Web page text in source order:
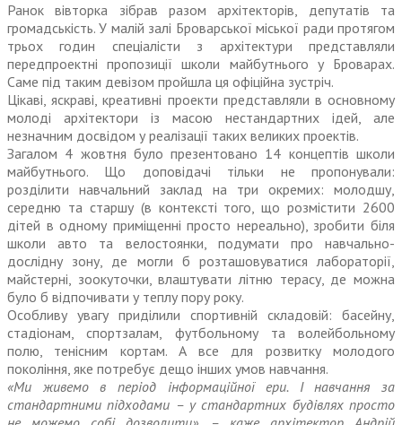
Ранок вівторка зібрав разом архітекторів, депутатів та
громадськість. У малій залі Броварської міської ради протягом
трьох годин спеціалісти з архітектури представляли
передпроектні пропозиції школи майбутнього у Броварах.
Саме під таким девізом пройшла ця офіційна зустріч.
Цікаві, яскраві, креативні проекти представляли в основному
молоді архітектори із масою нестандартних ідей, але
незначним досвідом у реалізації таких великих проектів.
Загалом 4 жовтня було презентовано 14 концептів школи
майбутнього. Що доповідачі тільки не пропонували:
розділити навчальний заклад на три окремих: молодшу,
середню та старшу (в контексті того, що розмістити 2600
дітей в одному приміщенні просто нереально), зробити біля
школи авто та велостоянки, подумати про навчально-
дослідну зону, де могли б розташовуватися лабораторії,
майстерні, зоокуточки, влаштувати літню терасу, де можна
було б відпочивати у теп­лу пору року.
Особливу увагу приділили спортивній складовій: басейну,
стадіонам, спортзалам, футбольному та волейбольному
полю, тенісним кортам. А все для розвитку молодого
покоління, яке потребує дещо інших умов навчання.
«Ми живемо в період інформаційної ери. І навчання за
стандартними підходами – у стандартних будівлях просто